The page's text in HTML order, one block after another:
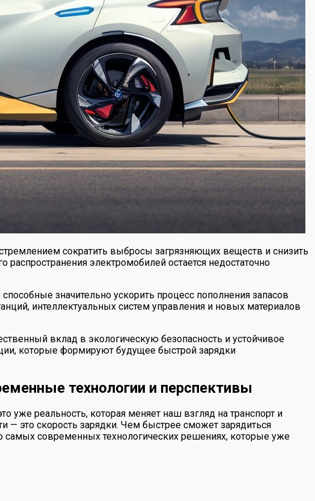
сократить выбросы загрязняющих веществ и снизить
электромобилей остается недостаточно
значительно ускорить процесс пополнения запасов
интеллектуальных систем управления и новых материалов
вклад в экологическую безопасность и устойчивое
которые формируют будущее быстрой зарядки
технологии и перспективы
уже реальность, которая меняет наш взгляд на транспорт и
это скорость зарядки. Чем быстрее сможет зарядиться
самых современных технологических решениях, которые уже